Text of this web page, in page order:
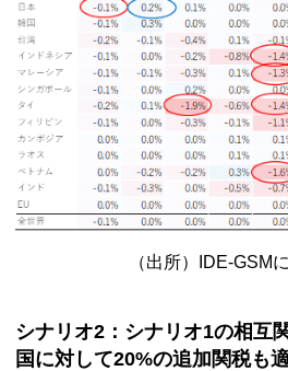
（出所） IDE-GSM
シナリオ2：シナリオ1の相互
国に対して20%の追加関税も